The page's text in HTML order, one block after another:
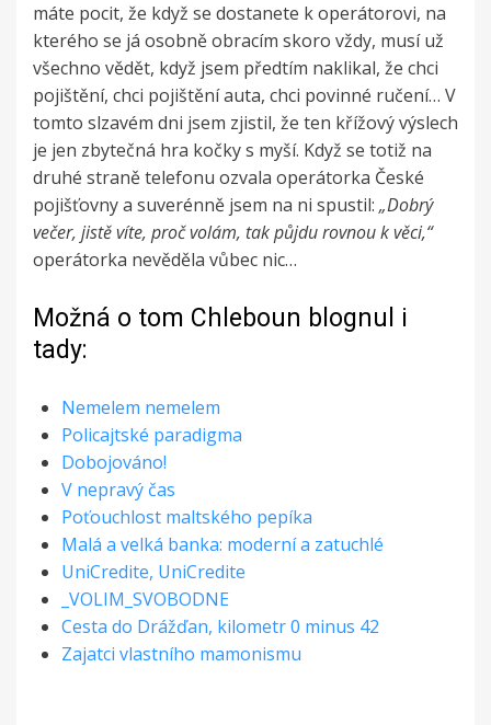
máte pocit, že když se dostanete k operátorovi, na
kterého se já osobně obracím skoro vždy, musí už
všechno vědět, když jsem předtím naklikal, že chci
pojištění, chci pojištění auta, chci povinné ručení… V
tomto slzavém dni jsem zjistil, že ten křížový výslech
je jen zbytečná hra kočky s myší. Když se totiž na
druhé straně telefonu ozvala operátorka České
pojišťovny a suverénně jsem na ni spustil: „Dobrý
večer, jistě víte, proč volám, tak půjdu rovnou k věci,“
operátorka nevěděla vůbec nic…
Možná o tom Chleboun blognul i
tady:
Nemelem nemelem
Policajtské paradigma
Dobojováno!
V nepravý čas
Poťouchlost maltského pepíka
Malá a velká banka: moderní a zatuchlé
UniCredite, UniCredite
_VOLIM_SVOBODNE
Cesta do Drážďan, kilometr 0 minus 42
Zajatci vlastního mamonismu